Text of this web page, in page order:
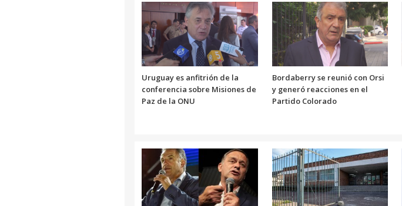
Uruguay es anfitrión de la
conferencia sobre Misiones de
Paz de la ONU
Bordaberry se reunió con Orsi
y generó reacciones en el
Partido Colorado